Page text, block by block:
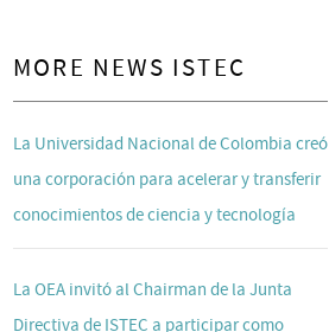
MORE NEWS ISTEC
La Universidad Nacional de Colombia creó
una corporación para acelerar y transferir
conocimientos de ciencia y tecnología
La OEA invitó al Chairman de la Junta
Directiva de ISTEC a participar como